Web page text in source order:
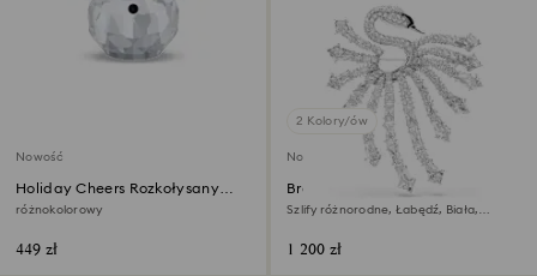
Nowość
Holiday Cheers Rozkołysany
bałwanek
różnokolorowy
449 zł
2 Kolory/ów
Nowość
Broszka Vienna
Szlify różnorodne, Łabędź, Biała,
1 200 zł